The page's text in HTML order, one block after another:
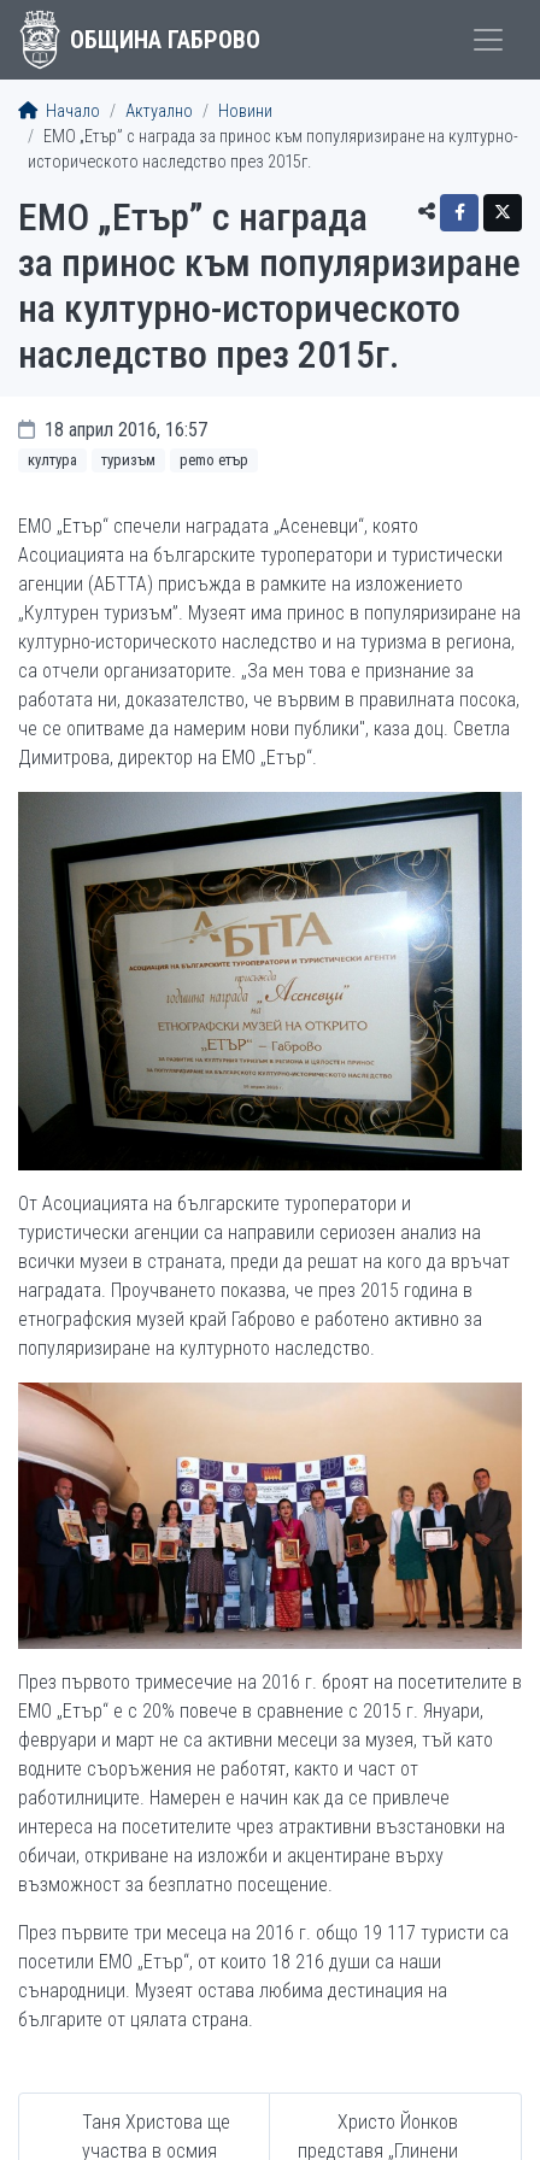
ОБЩИНА ГАБРОВО
Начало Актуално
Новини
ЕМО „Етър” с награда за принос към популяризиране на културно-
историческото наследство през 2015г.
ЕМО „Етър” с награда
за принос към популяризиране
на културно-историческото
наследство през 2015г.
18 април 2016, 16:57
култура туризъм рemo етър
ЕМО „Етър“ спечели наградата „Асеневци“, която
Асоциацията на българските туроператори и туристически
агенции (АБТТА) присъжда в рамките на изложението
„Културен туризъм”. Музеят има принос в популяризиране на
културно-историческото наследство и на туризма в региона,
са отчели организаторите. „За мен това е признание за
работата ни, доказателство, че вървим в правилната посока,
че се опитваме да намерим нови публики", каза доц. Светла
Димитрова, директор на ЕМО „Етър“.
От Асоциацията на българските туроператори и
туристически агенции са направили сериозен анализ на
всички музеи в страната, преди да решат на кого да връчат
наградата. Проучването показва, че през 2015 година в
етнографския музей край Габрово е работено активно за
популяризиране на културното наследство.
През първото тримесечие на 2016 г. броят на посетителите в
ЕМО „Етър“ е с 20% повече в сравнение с 2015 г. Януари,
февруари и март не са активни месеци за музея, тъй като
водните съоръжения не работят, както и част от
работилниците. Намерен е начин как да се привлече
интереса на посетителите чрез атрактивни възстановки на
обичаи, откриване на изложби и акцентиране върху
възможност за безплатно посещение.
През първите три месеца на 2016 г. общо 19 117 туристи са
посетили ЕМО „Етър“, от които 18 216 души са наши
сънародници. Музеят остава любима дестинация на
българите от цялата страна.
Таня Христова ще
участва в осмия
Христо Йонков
представя „Глинени